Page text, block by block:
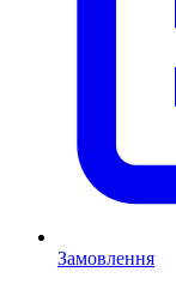
Замовлення